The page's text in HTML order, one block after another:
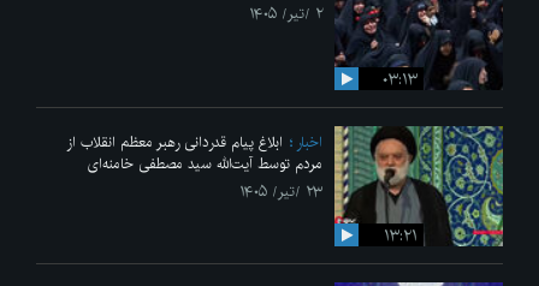
۰۳:۱۳
۲ /تیر/ ۱۴۰۵
۱۳:۲۱
اخبار
ابلاغ پیام قدردانی رهبر معظم انقلاب از
مردم توسط آیت‌الله سید مصطفی خامنه‌ای
۲۳ /تیر/ ۱۴۰۵